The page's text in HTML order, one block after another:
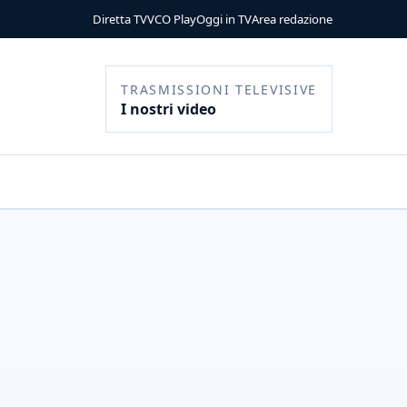
Diretta TVVCO PlayOggi in TVArea redazione
TRASMISSIONI TELEVISIVE
I nostri video